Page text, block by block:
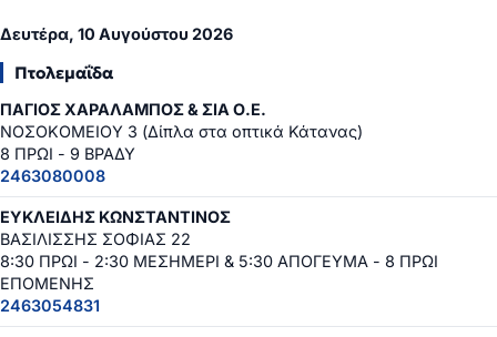
Δευτέρα, 10 Αυγούστου 2026
Πτολεμαΐδα
ΠΑΓΙΟΣ ΧΑΡΑΛΑΜΠΟΣ & ΣΙΑ Ο.Ε.
ΝΟΣΟΚΟΜΕΙΟΥ 3 (Δίπλα στα οπτικά Κάτανας)
8 ΠΡΩΙ - 9 ΒΡΑΔΥ
2463080008
ΕΥΚΛΕΙΔΗΣ ΚΩΝΣΤΑΝΤΙΝΟΣ
ΒΑΣΙΛΙΣΣΗΣ ΣΟΦΙΑΣ 22
8:30 ΠΡΩΙ - 2:30 ΜΕΣΗΜΕΡΙ & 5:30 ΑΠΟΓΕΥΜΑ - 8 ΠΡΩΙ
ΕΠΟΜΕΝΗΣ
2463054831